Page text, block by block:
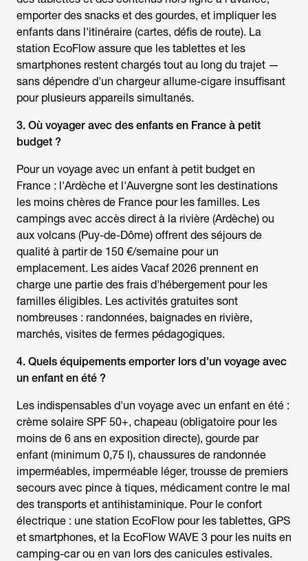
emporter des snacks et des gourdes, et impliquer les
enfants dans l'itinéraire (cartes, défis de route). La
station EcoFlow assure que les tablettes et les
smartphones restent chargés tout au long du trajet —
sans dépendre d'un chargeur allume-cigare insuffisant
pour plusieurs appareils simultanés.
3. Où voyager avec des enfants en France à petit
budget ?
Pour un voyage avec un enfant à petit budget en
France : l'Ardèche et l'Auvergne sont les destinations
les moins chères de France pour les familles. Les
campings avec accès direct à la rivière (Ardèche) ou
aux volcans (Puy-de-Dôme) offrent des séjours de
qualité à partir de 150 €/semaine pour un
emplacement. Les aides Vacaf 2026 prennent en
charge une partie des frais d'hébergement pour les
familles éligibles. Les activités gratuites sont
nombreuses : randonnées, baignades en rivière,
marchés, visites de fermes pédagogiques.
4. Quels équipements emporter lors d'un voyage avec
un enfant en été ?
Les indispensables d'un voyage avec un enfant en été :
crème solaire SPF 50+, chapeau (obligatoire pour les
moins de 6 ans en exposition directe), gourde par
enfant (minimum 0,75 l), chaussures de randonnée
imperméables, imperméable léger, trousse de premiers
secours avec pince à tiques, médicament contre le mal
des transports et antihistaminique. Pour le confort
électrique : une station EcoFlow pour les tablettes, GPS
et smartphones, et la EcoFlow WAVE 3 pour les nuits en
camping-car ou en van lors des canicules estivales.